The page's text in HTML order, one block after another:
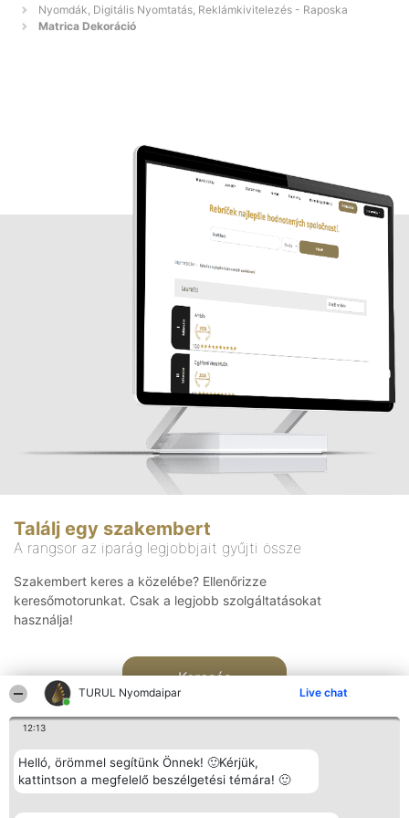
TURUL Nyomdaipar Live chat
12:13
Helló, örömmel segítünk Önnek! 🙂Kérjük,
kattintson a megfelelő beszélgetési témára! 🙂
Nyomdák, Digitális Nyomtatás, Reklámkivitelezés - Raposka
Matrica Dekoráció
Találj egy szakembert
A rangsor az iparág legjobbjait gyűjti össze
Szakembert keres a közelébe? Ellenőrizze
keresőmotorunkat. Csak a legjobb szolgáltatásokat
használja!
Keresés
Rangsorszervező Népszavazás Elérhetőség